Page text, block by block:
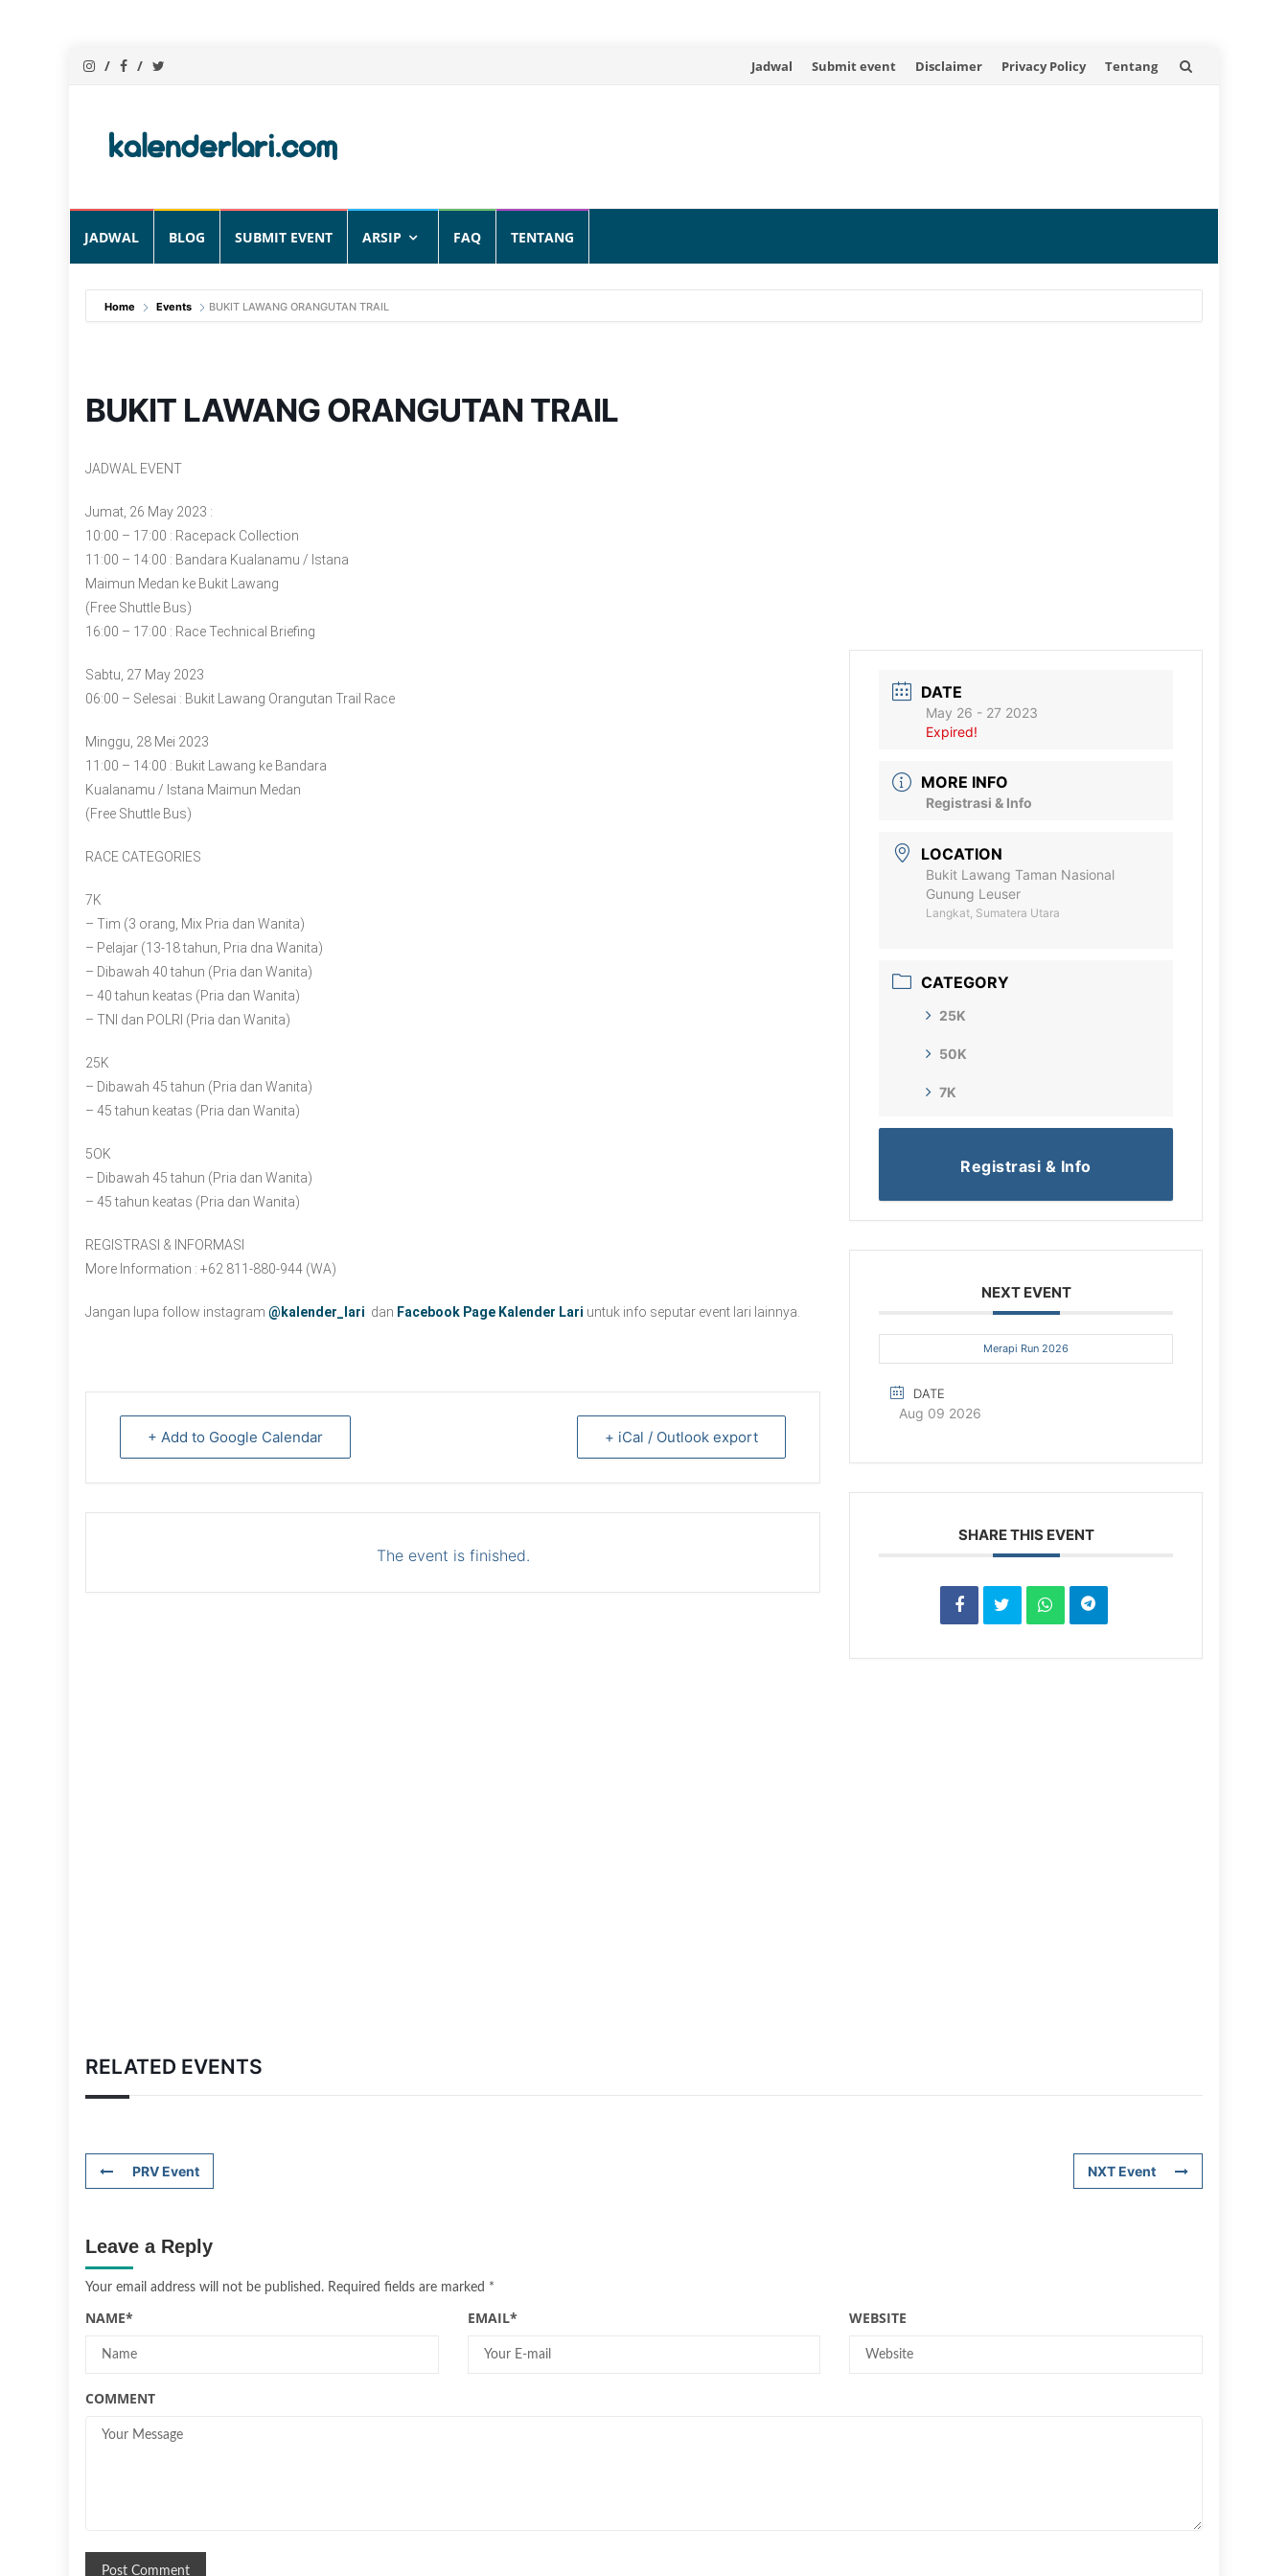
Skip
Jadwal Submit event Disclaimer Privacy Policy Tentang
content
JADWAL BLOG SUBMIT EVENT ARSIP FAQ TENTANG
Home Events BUKIT LAWANG ORANGUTAN TRAIL
BUKIT LAWANG ORANGUTAN TRAIL
JADWAL EVENT
Jumat, 26 May 2023 :
10:00 – 17:00 : Racepack Collection
11:00 – 14:00 : Bandara Kualanamu / Istana
Maimun Medan ke Bukit Lawang
(Free Shuttle Bus)
16:00 – 17:00 : Race Technical Briefing
Sabtu, 27 May 2023
06:00 – Selesai : Bukit Lawang Orangutan Trail Race
Minggu, 28 Mei 2023
11:00 – 14:00 : Bukit Lawang ke Bandara
Kualanamu / Istana Maimun Medan
(Free Shuttle Bus)
RACE CATEGORIES
7K
– Tim (3 orang, Mix Pria dan Wanita)
– Pelajar (13-18 tahun, Pria dna Wanita)
– Dibawah 40 tahun (Pria dan Wanita)
– 40 tahun keatas (Pria dan Wanita)
– TNI dan POLRI (Pria dan Wanita)
25K
– Dibawah 45 tahun (Pria dan Wanita)
– 45 tahun keatas (Pria dan Wanita)
5OK
– Dibawah 45 tahun (Pria dan Wanita)
– 45 tahun keatas (Pria dan Wanita)
REGISTRASI & INFORMASI
More Information : +62 811-880-944 (WA)
Jangan lupa follow instagram @kalender_lari dan Facebook Page Kalender Lari untuk info seputar event lari lainnya.
+ Add to Google Calendar + iCal / Outlook export
The event is finished.
DATE
May 26 - 27 2023
Expired!
MORE INFO
Registrasi & Info
LOCATION
Bukit Lawang Taman Nasional
Gunung Leuser
Langkat, Sumatera Utara
CATEGORY
25K
50K
7K
Registrasi & Info
NEXT EVENT
Merapi Run 2026
DATE
Aug 09 2026
SHARE THIS EVENT
RELATED EVENTS
PRV Event NXT Event
Leave a Reply
Your email address will not be published. Required fields are marked *
NAME* EMAIL* WEBSITE
COMMENT